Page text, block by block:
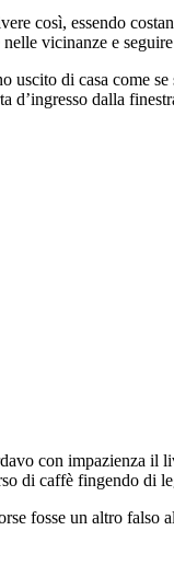
così, essendo
vicinanze e
uscito di casa come
d’ingresso dalla
con impazienza il
di caffè fingendo di
fosse un altro falso